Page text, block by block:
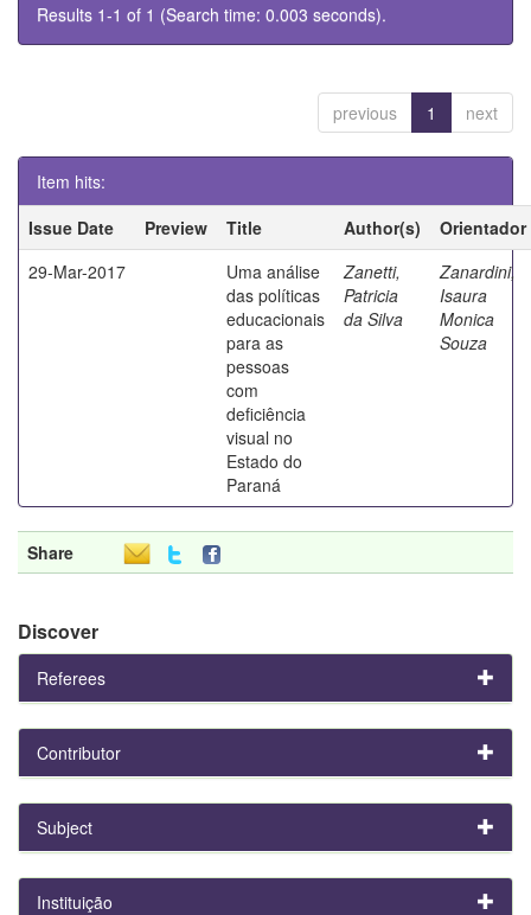
Results 1-1 of 1 (Search time: 0.003 seconds).
previous 1 next
Item hits:
Issue Date
Preview Title Author(s)
Orientador
29-Mar-2017
Uma análise
das políticas
educacionais
para as
pessoas
com
deficiência
visual no
Estado do
Paraná
Zanetti,
Patricia
da Silva
Zanardini,
Isaura
Monica
Souza
Share
Discover
Referees
Contributor
Subject
Instituição